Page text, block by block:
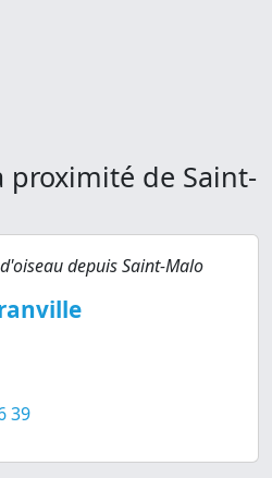
proximité de Saint-
depuis Saint-Malo
39